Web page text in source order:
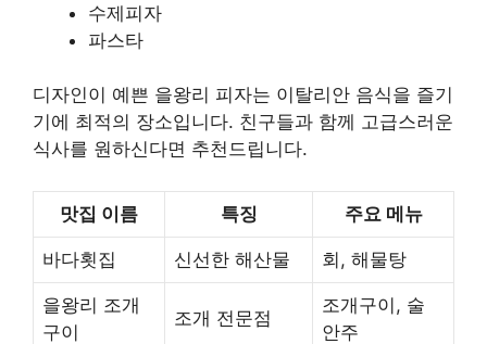
수제피자
파스타
디자인이 예쁜 을왕리 피자는 이탈리안 음식을 즐기
기에 최적의 장소입니다. 친구들과 함께 고급스러운
식사를 원하신다면 추천드립니다.
맛집 이름 특징 주요 메뉴
바다횟집 신선한 해산물 회, 해물탕
을왕리 조개
구이
조개 전문점
조개구이, 술
안주